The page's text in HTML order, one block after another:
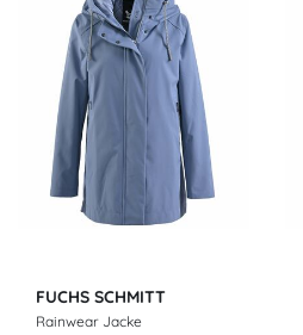
FUCHS SCHMITT
Rainwear Jacke